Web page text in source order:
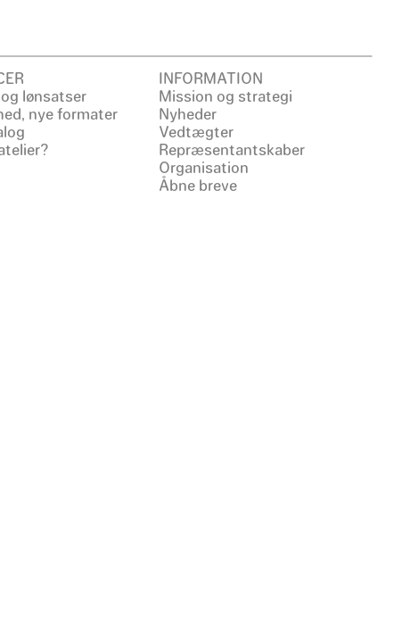
lønsatser
nye formater
INFORMATION
Mission og strategi
Nyheder
Vedtægter
Repræsentantskaber
Organisation
Åbne breve